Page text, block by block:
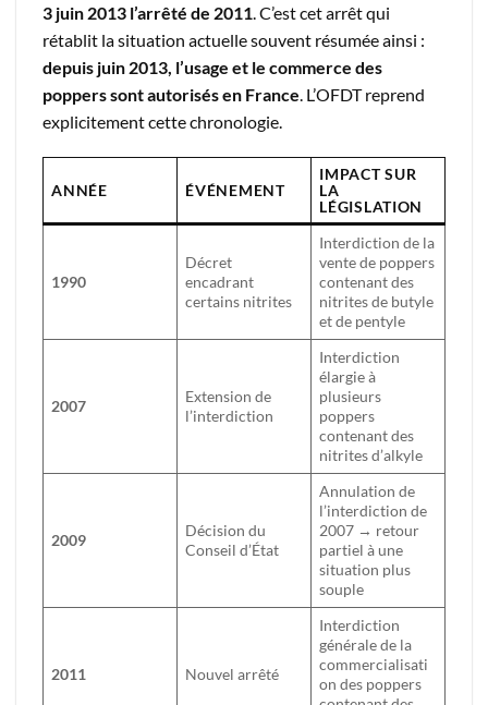
3 juin 2013 l’arrêté de 2011 . C’est cet arrêt qui
rétablit la situation actuelle souvent résumée ainsi :
depuis juin 2013, l’usage et le commerce des
poppers sont autorisés en France . L’OFDT reprend
explicitement cette chronologie.
ANNÉE ÉVÉNEMENT
IMPACT SUR
LA
LÉGISLATION
1990
Décret
encadrant
certains nitrites
Interdiction de la
vente de poppers
contenant des
nitrites de butyle
et de pentyle
2007
Extension de
l’interdiction
Interdiction
élargie à
plusieurs
poppers
contenant des
nitrites d’alkyle
2009
Décision du
Conseil d’État
Annulation de
l’interdiction de
2007 → retour
partiel à une
situation plus
souple
2011 Nouvel arrêté
Interdiction
générale de la
commercialisati
on des poppers